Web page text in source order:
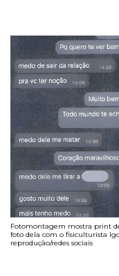
Fotomontagem mostra print
foto dela com o fisiculturista
reprodução/redes sociais